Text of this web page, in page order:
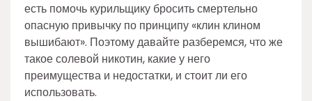
есть помочь курильщику бросить смертельно
опасную привычку по принципу «клин клином
вышибают». Поэтому давайте разберемся, что же
такое солевой никотин, какие у него
преимущества и недостатки, и стоит ли его
использовать.